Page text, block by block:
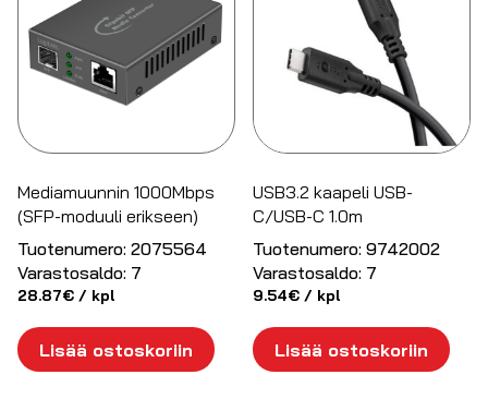
Mediamuunnin 1000Mbps
(SFP-moduuli erikseen)
Tuotenumero: 2075564
Varastosaldo: 7
28.87€ / kpl
Lisää ostoskoriin
USB3.2 kaapeli USB-
C/USB-C 1.0m
Tuotenumero: 9742002
Varastosaldo: 7
9.54€ / kpl
Lisää ostoskoriin